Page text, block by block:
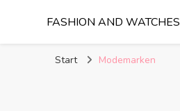
FASHION AND WATCHES
Start Modemarken